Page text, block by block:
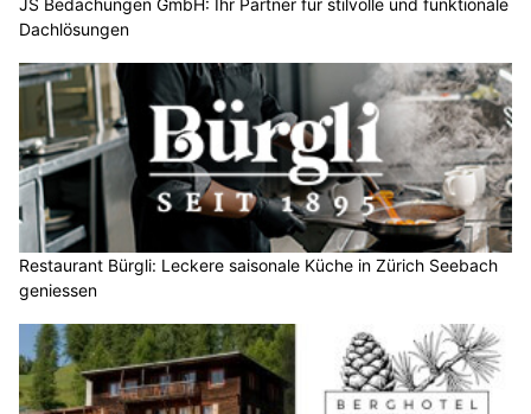
JS Bedachungen GmbH: Ihr Partner für stilvolle und funktionale
Dachlösungen
Restaurant Bürgli: Leckere saisonale Küche in Zürich Seebach
geniessen